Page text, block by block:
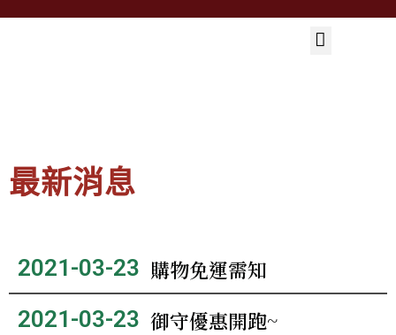
最新消息
2021-03-23 購物免運需知
2021-03-23 御守優惠開跑~